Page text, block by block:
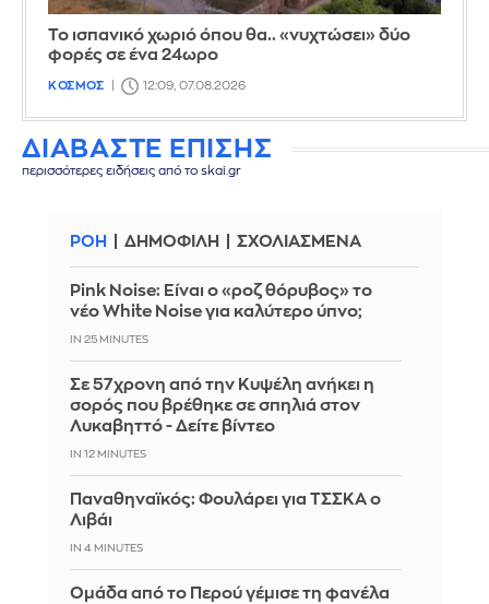
Το ισπανικό χωριό όπου θα.. «νυχτώσει» δύο
φορές σε ένα 24ωρο
ΚΟΣΜΟΣ 12:09, 07.08.2026
ΔΙΑΒΑΣΤΕ ΕΠΙΣΗΣ
περισσότερες ειδήσεις από το skai.gr
ΡΟΗ ΔΗΜΟΦΙΛΗ ΣΧΟΛΙΑΣΜΕΝΑ
Pink Noise: Είναι ο «ροζ θόρυβος» το
νέο White Noise για καλύτερο ύπνο;
IN 25 MINUTES
Σε 57χρονη από την Κυψέλη ανήκει η
σορός που βρέθηκε σε σπηλιά στον
Λυκαβηττό - Δείτε βίντεο
IN 12 MINUTES
Παναθηναϊκός: Φουλάρει για ΤΣΣΚΑ ο
Λιβάι
IN 4 MINUTES
Ομάδα από το Περού γέμισε τη φανέλα